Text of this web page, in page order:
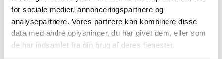
for sociale medier, annonceringspartnere og
analysepartnere. Vores partnere kan kombinere disse
data med andre oplysninger, du har givet dem, eller som
de har indsamlet fra din brug af deres tjenester.